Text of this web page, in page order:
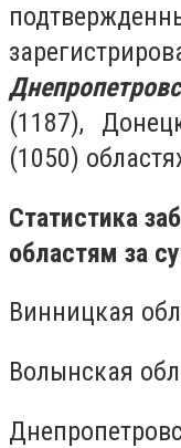
(1187),
(1050)
Статистика
областям за
Винницкая
Волынская